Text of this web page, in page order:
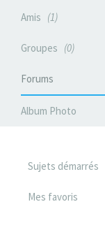
Amis 1
Groupes 0
Forums
Album Photo
Sujets démarrés
Mes favoris